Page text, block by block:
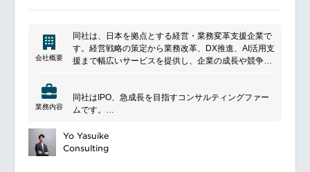
■組織体制
ビジネスエクセレンス部門内のオペレーショナルエク
成を担うラーニングチーム、プロジェクトマネジメン
トチームがあり、工場戦略の実行中枢として機能して
本ポジションはOEチームのマネジャーとして複数名
のメンバーをマネジメントし、複数の主要プロジェク
会社概要
同社は、日本を拠点とする経営・業務変革支援企業で
す。経営戦略の策定から業務改革、DX推進、AI活用支
援まで幅広いサービスを提供し、企業の成長や競争力
て、顧客の持続的な変革の実現に取り組んでいます
業務内容
同社はIPO、急成長を目指すコンサルティングファー
ムです。
今後は数百人規模へのスケールアップを前提とした組
織拡大を計画しています。
Yo Yasuike
Consulting